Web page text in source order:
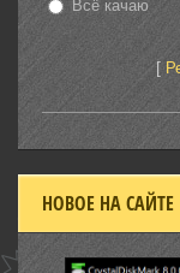
Всё качаю
[
НОВОЕ НА САЙТЕ